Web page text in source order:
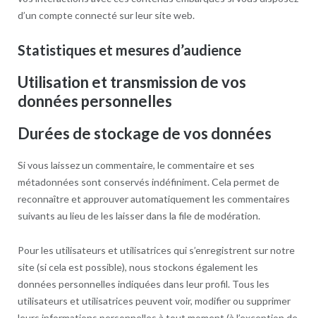
d’un compte connecté sur leur site web.
Statistiques et mesures d’audience
Utilisation et transmission de vos
données personnelles
Durées de stockage de vos données
Si vous laissez un commentaire, le commentaire et ses
métadonnées sont conservés indéfiniment. Cela permet de
reconnaître et approuver automatiquement les commentaires
suivants au lieu de les laisser dans la file de modération.
Pour les utilisateurs et utilisatrices qui s’enregistrent sur notre
site (si cela est possible), nous stockons également les
données personnelles indiquées dans leur profil. Tous les
utilisateurs et utilisatrices peuvent voir, modifier ou supprimer